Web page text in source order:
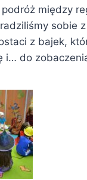
między
sobie
z bajek,
i… do